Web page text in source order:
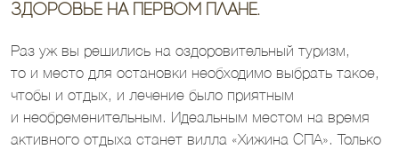
Здоровье на первом плане.
Раз уж вы решились на оздоровительный туризм,
то и место для остановки необходимо выбрать такое,
чтобы и отдых, и лечение было приятным
и необременительным. Идеальным местом на время
активного отдыха станет вилла «Хижина СПА». Только